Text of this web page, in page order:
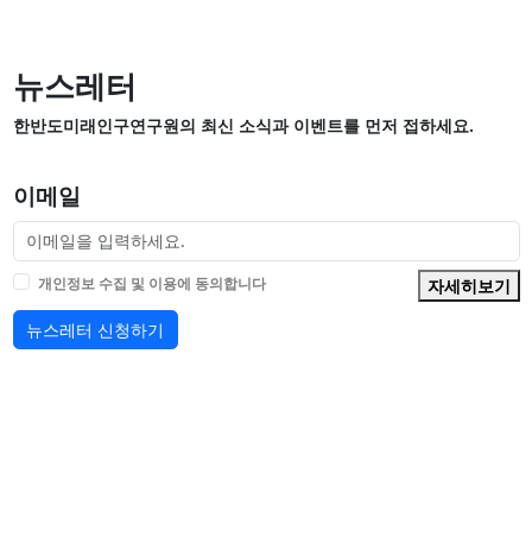
뉴스레터
한반도미래인구연구원의 최신 소식과 이벤트를 먼저 접하세요.
이메일
개인정보 수집 및 이용에 동의합니다
자세히보기
뉴스레터 신청하기